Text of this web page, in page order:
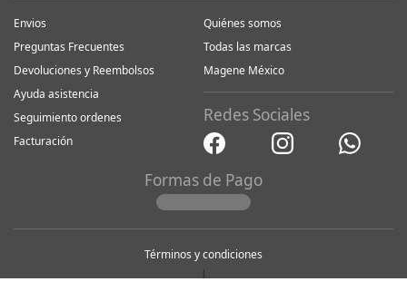
Envios
Preguntas Frecuentes
Devoluciones y Reembolsos
Ayuda asistencia
Seguimiento ordenes
Facturación
Quiénes somos
Todas las marcas
Magene México
Redes Sociales
Formas de Pago
Términos y condiciones
|